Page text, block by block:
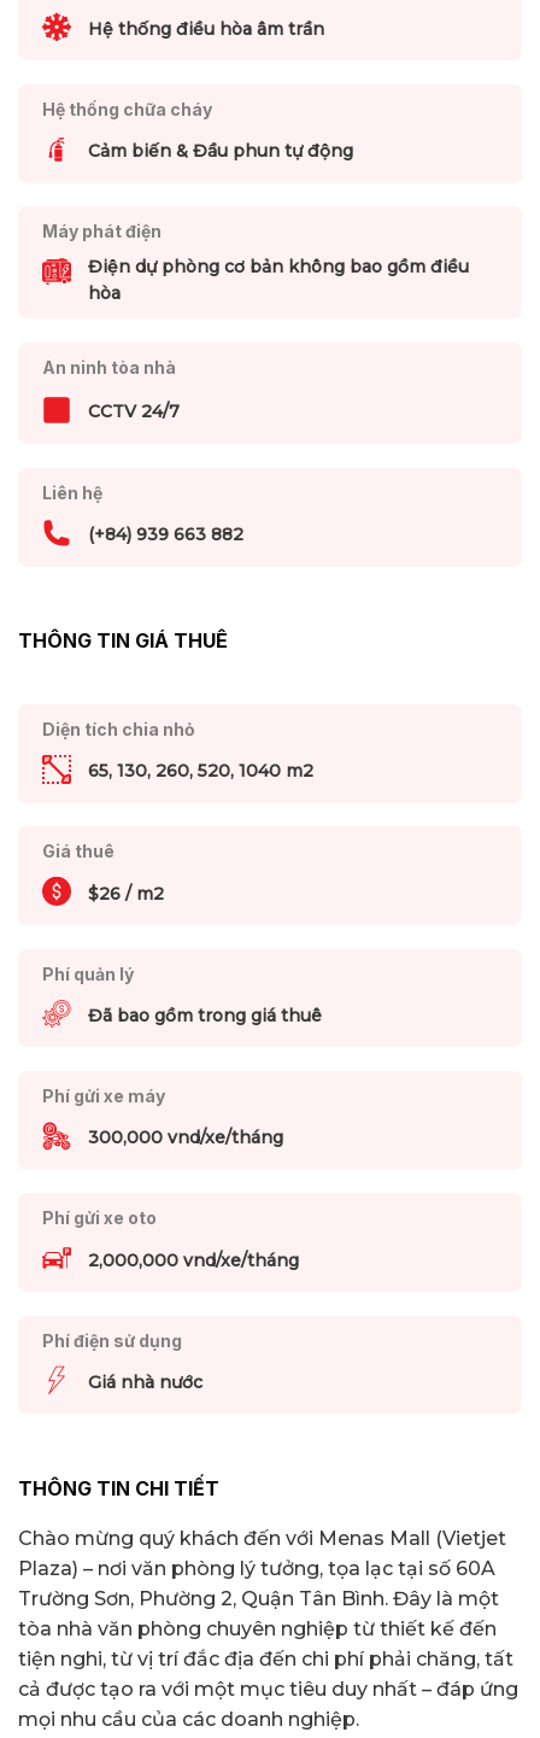
Hệ thống điều hòa âm trần
Hệ thống chữa cháy
Cảm biến & Đầu phun tự động
Máy phát điện
Điện dự phòng cơ bản không bao gồm điều
hòa
An ninh tòa nhà
CCTV 24/7
Liên hệ
(+84) 939 663 882
THÔNG TIN GIÁ THUÊ
Diện tích chia nhỏ
65, 130, 260, 520, 1040 m2
Giá thuê
$26 / m2
Phí quản lý
Đã bao gồm trong giá thuê
Phí gửi xe máy
300,000 vnd/xe/tháng
Phí gửi xe oto
2,000,000 vnd/xe/tháng
Phí điện sử dụng
Giá nhà nước
THÔNG TIN CHI TIẾT
Chào mừng quý khách đến với Menas Mall (Vietjet
Plaza) – nơi văn phòng lý tưởng, tọa lạc tại số 60A
Trường Sơn, Phường 2, Quận Tân Bình. Đây là một
tòa nhà văn phòng chuyên nghiệp từ thiết kế đến
tiện nghi, từ vị trí đắc địa đến chi phí phải chăng, tất
cả được tạo ra với một mục tiêu duy nhất – đáp ứng
mọi nhu cầu của các doanh nghiệp.